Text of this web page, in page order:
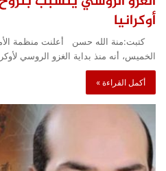
أوكرانيا
كتبت:منة الله حسن أعلنت منظمة
الخميس، أنه منذ بداية الغزو الروسي
أكمل القراءة »